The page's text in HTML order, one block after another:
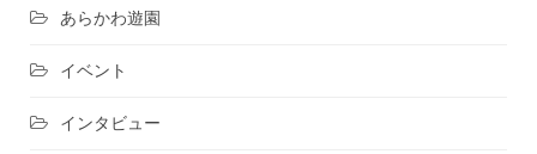
あらかわ遊園
イベント
インタビュー